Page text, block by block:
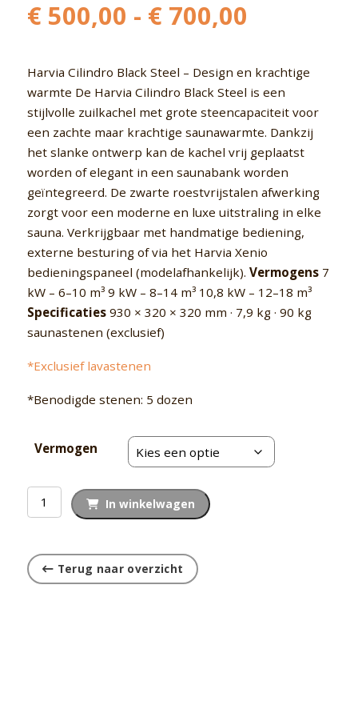
€ 500,00 - € 700,00
€ 700,00
Harvia Cilindro Black Steel – Design en krachtige
warmte De Harvia Cilindro Black Steel is een
stijlvolle zuilkachel met grote steencapaciteit voor
een zachte maar krachtige saunawarmte. Dankzij
het slanke ontwerp kan de kachel vrij geplaatst
worden of elegant in een saunabank worden
geïntegreerd. De zwarte roestvrijstalen afwerking
zorgt voor een moderne en luxe uitstraling in elke
sauna. Verkrijgbaar met handmatige bediening,
externe besturing of via het Harvia Xenio
bedieningspaneel (modelafhankelijk). Vermogens 7
kW – 6–10 m³ 9 kW – 8–14 m³ 10,8 kW – 12–18 m³
Specificaties 930 × 320 × 320 mm · 7,9 kg · 90 kg
saunastenen (exclusief)
*Exclusief lavastenen
*Benodigde stenen: 5 dozen
Vermogen
Harvia
Cilinder
Steel
(Extern)
In winkelwagen
Terug naar overzicht